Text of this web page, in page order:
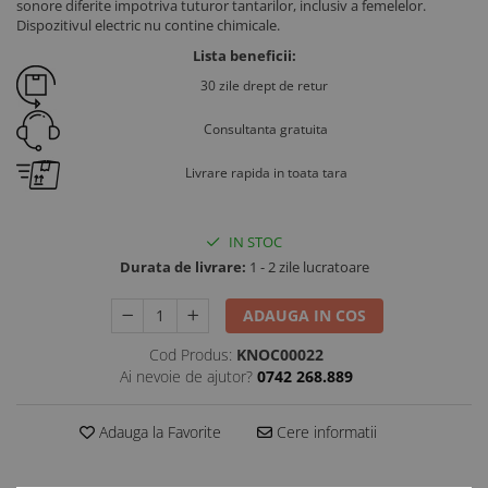
Ventilatie si climatizare vaci
Alaptare vitei
Alaptare automata vitei
Galeti, bidoane, tetine vitei
Colostru vitei
Furajare si adapare vitei
Echipamente si accesorii furajare
Sanatate si confort vitei
sonore diferite impotriva tuturor tantarilor, inclusiv a femelelor.
Dispozitivul electric nu contine chimicale.
Lista beneficii:
30 zile drept de retur
Consultanta gratuita
Livrare rapida in toata tara
IN STOC
Durata de livrare: 1 - 2 zile lucratoare
ADAUGA IN COS
Cod Produs: KNOC00022
Ai nevoie de ajutor? 0742 268.889
Adauga la Favorite Cere informatii